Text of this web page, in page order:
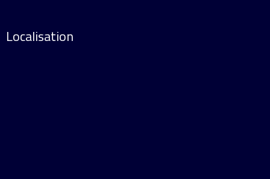
Localisation